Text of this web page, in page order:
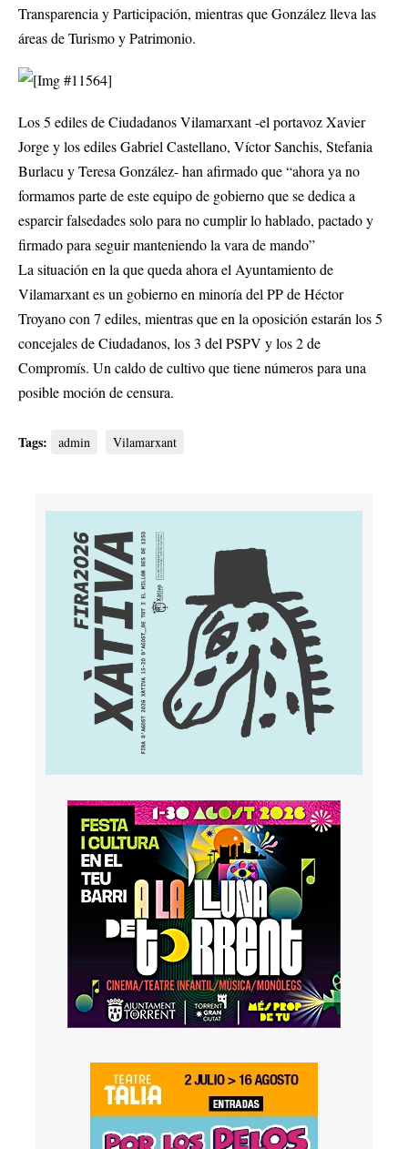
Transparencia y Participación, mientras que González lleva las
áreas de Turismo y Patrimonio.
Los 5 ediles de Ciudadanos Vilamarxant -el portavoz Xavier
Jorge y los ediles Gabriel Castellano, Víctor Sanchis, Stefania
Burlacu y Teresa González- han afirmado que “ahora ya no
formamos parte de este equipo de gobierno que se dedica a
esparcir falsedades solo para no cumplir lo hablado, pactado y
firmado para seguir manteniendo la vara de mando”
La situación en la que queda ahora el Ayuntamiento de
Vilamarxant es un gobierno en minoría del PP de Héctor
Troyano con 7 ediles, mientras que en la oposición estarán los 5
concejales de Ciudadanos, los 3 del PSPV y los 2 de
Compromís. Un caldo de cultivo que tiene números para una
posible moción de censura.
Tags: admin Vilamarxant